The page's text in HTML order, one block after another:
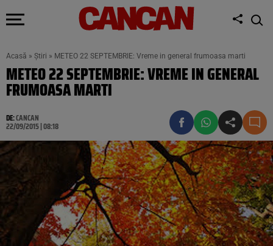
Acasă » Știri » METEO 22 SEPTEMBRIE: Vreme in general frumoasa marti
METEO 22 SEPTEMBRIE: VREME IN GENERAL
FRUMOASA MARTI
DE:CANCAN
22/09/2015 | 08:18